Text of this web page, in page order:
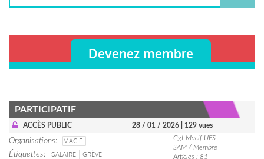
Devenez membre
PARTICIPATIF
ACCÈS PUBLIC 28 / 01 / 2026 | 129 vues
Organisations
MACIF
Étiquettes
SALAIRE GRÈVE
Cgt Macif UES
SAM / Membre
Articles : 81